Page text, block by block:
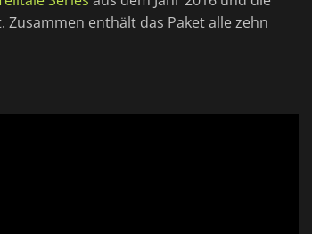
Zusammen enthält das Paket alle zehn